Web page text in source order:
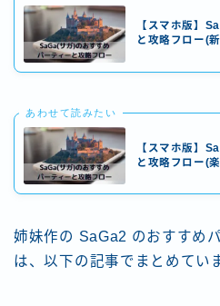
【スマホ版】
と攻略フロー(
あわせて読みたい
【スマホ版】
と攻略フロー(
姉妹作の SaGa2 のおすすめ
は、以下の記事でまとめてい